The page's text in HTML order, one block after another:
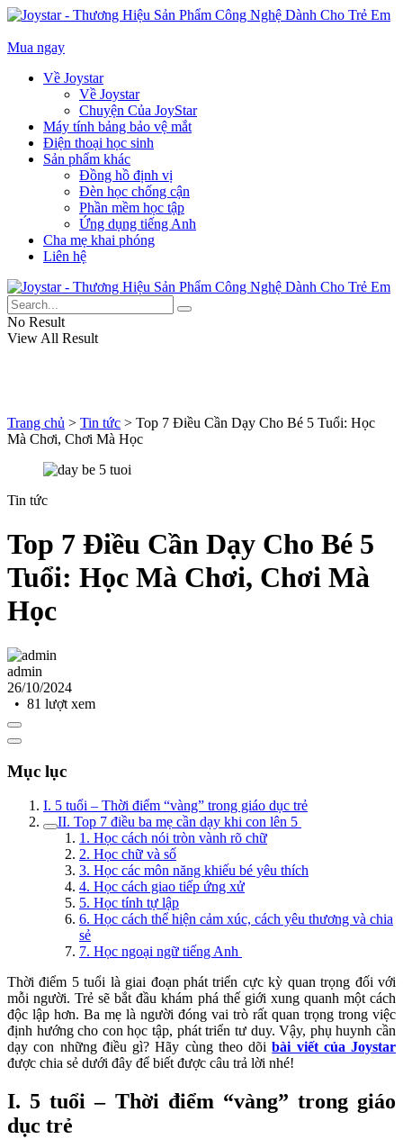
Mua ngay
Về Joystar
Về Joystar
Chuyện Của JoyStar
Máy tính bảng bảo vệ mắt
Điện thoại học sinh
Sản phẩm khác
Đồng hồ định vị
Đèn học chống cận
Phần mềm học tập
Ứng dụng tiếng Anh
Cha mẹ khai phóng
Liên hệ
No Result
View All Result
Trang chủ > Tin tức > Top 7 Điều Cần Dạy Cho Bé 5 Tuổi: Học
Mà Chơi, Chơi Mà Học
Tin tức
Top 7 Điều Cần Dạy Cho Bé 5
Tuổi: Học Mà Chơi, Chơi Mà
Học
admin
26/10/2024
• 81 lượt xem
Mục lục
I. 5 tuổi – Thời điểm “vàng” trong giáo dục trẻ
II. Top 7 điều ba mẹ cần dạy khi con lên 5
1. Học cách nói tròn vành rõ chữ
2. Học chữ và số
3. Học các môn năng khiếu bé yêu thích
4. Học cách giao tiếp ứng xử
5. Học tính tự lập
6. Học cách thể hiện cảm xúc, cách yêu thương và chia
sẻ
7. Học ngoại ngữ tiếng Anh
Thời điểm 5 tuổi là giai đoạn phát triển cực kỳ quan trọng đối với
mỗi người. Trẻ sẽ bắt đầu khám phá thế giới xung quanh một cách
độc lập hơn. Ba mẹ là người đóng vai trò rất quan trọng trong việc
định hướng cho con học tập, phát triển tư duy. Vậy, phụ huynh cần
dạy con những điều gì? Hãy cùng theo dõibài viết của Joystar
được chia sẻ dưới đây để biết được câu trả lời nhé!
I. 5 tuổi – Thời điểm “vàng” trong giáo
dục trẻ